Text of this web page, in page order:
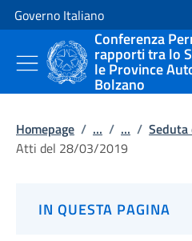
Vai al contenuto
Vai alla navigazione del sito
Governo Italiano
Conferenza
rapporti tra lo
le Province
Bolzano
Homepage / ... / ... /
Atti del 28/03/2019
IN QUESTA PAGINA